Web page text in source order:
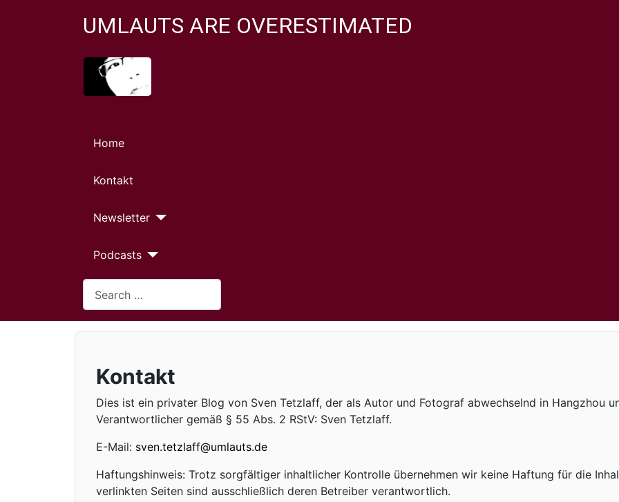
UMLAUTS ARE OVERESTIMATED
Home
Kontakt
Newsletter
Podcasts
Type 2 or more characters for results.
Kontakt
Dies ist ein privater Blog von Sven Tetzlaff, der als Autor und Fotograf abwechselnd in Hangzhou
Verantwortlicher gemäß § 55 Abs. 2 RStV: Sven Tetzlaff.
E-Mail: sven.tetzlaff@umlauts.de
Haftungshinweis: Trotz sorgfältiger inhaltlicher Kontrolle übernehmen wir keine Haftung für die
verlinkten Seiten sind ausschließlich deren Betreiber verantwortlich.